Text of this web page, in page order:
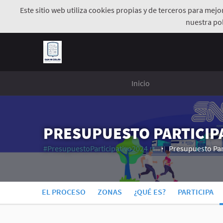
Este sitio web utiliza cookies propias y de terceros para
nuestra
Inicio
PRESUPUESTO
#PresupuestoParticipativo2024
(Enlace externo)
Presupuesto
EL PROCESO ZONAS ¿QUÉ ES? PARTICIPA